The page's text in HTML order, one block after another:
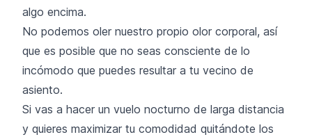
algo encima.
No podemos oler nuestro propio olor corporal, así
que es posible que no seas consciente de lo
incómodo que puedes resultar a tu vecino de
asiento.
Si vas a hacer un vuelo nocturno de larga distancia
y quieres maximizar tu comodidad quitándote los